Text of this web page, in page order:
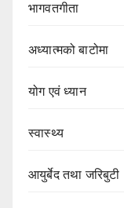
भागवतगीता
अध्यात्मको बाटोमा
योग एवं ध्यान
स्वास्थ्य
आयुर्बेद तथा जरिबुटी